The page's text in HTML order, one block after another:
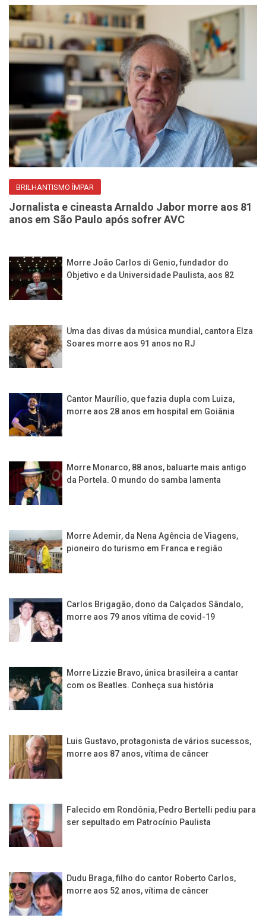
BRILHANTISMO ÍMPAR
Jornalista e cineasta Arnaldo Jabor morre aos 81
anos em São Paulo após sofrer AVC
Morre João Carlos di Genio, fundador do
Objetivo e da Universidade Paulista, aos 82
Uma das divas da música mundial, cantora Elza
Soares morre aos 91 anos no RJ
Cantor Maurílio, que fazia dupla com Luiza,
morre aos 28 anos em hospital em Goiânia
Morre Monarco, 88 anos, baluarte mais antigo
da Portela. O mundo do samba lamenta
Morre Ademir, da Nena Agência de Viagens,
pioneiro do turismo em Franca e região
Carlos Brigagão, dono da Calçados Sândalo,
morre aos 79 anos vítima de covid-19
Morre Lizzie Bravo, única brasileira a cantar
com os Beatles. Conheça sua história
Luis Gustavo, protagonista de vários sucessos,
morre aos 87 anos, vítima de câncer
Falecido em Rondônia, Pedro Bertelli pediu para
ser sepultado em Patrocínio Paulista
Dudu Braga, filho do cantor Roberto Carlos,
morre aos 52 anos, vítima de câncer